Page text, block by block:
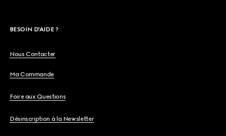
BESOIN D'AIDE ?
Nous Contacter
Ma Commande
Foire aux Questions
Désinscription à la Newsletter